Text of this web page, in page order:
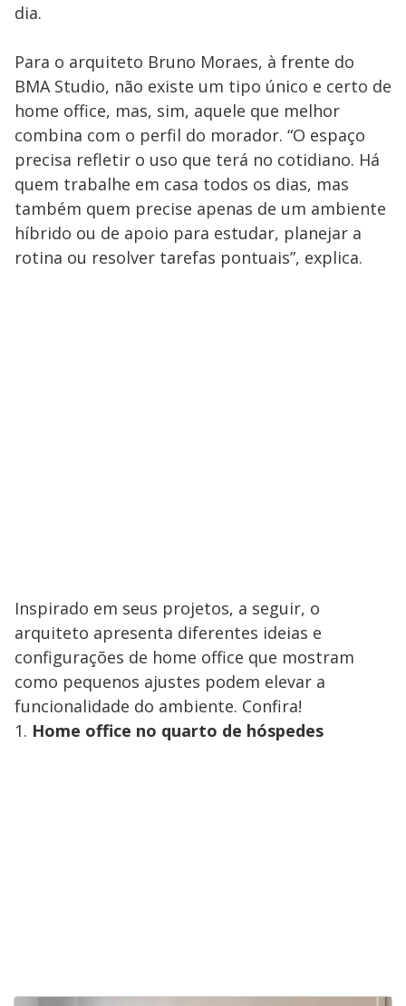
dia.
Para o arquiteto Bruno Moraes, à frente do
BMA Studio, não existe um tipo único e certo de
home office, mas, sim, aquele que melhor
combina com o perfil do morador. “O espaço
precisa refletir o uso que terá no cotidiano. Há
quem trabalhe em casa todos os dias, mas
também quem precise apenas de um ambiente
híbrido ou de apoio para estudar, planejar a
rotina ou resolver tarefas pontuais”, explica.
Inspirado em seus projetos, a seguir, o
arquiteto apresenta diferentes ideias e
configurações de home office que mostram
como pequenos ajustes podem elevar a
funcionalidade do ambiente. Confira!
1. Home office no quarto de hóspedes